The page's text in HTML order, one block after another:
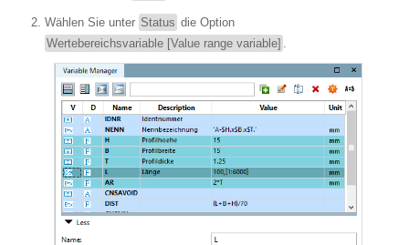
Wählen Sie unter Status die Option
Wertebereichsvariable [Value range variable] .